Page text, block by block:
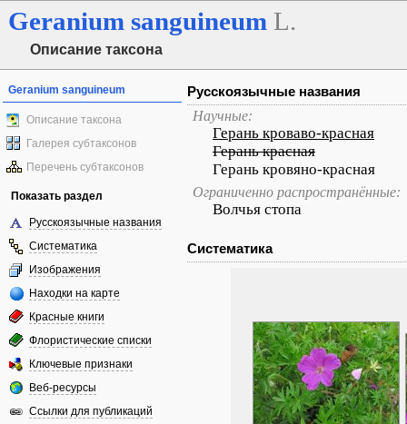
Geranium sanguineum L.
Описание таксона
Geranium sanguineum
Описание таксона
Галерея субтаксонов
Перечень субтаксонов
Показать раздел
Русскоязычные названия
Систематика
Изображения
Находки на карте
Красные книги
Флористические списки
Ключевые признаки
Веб-ресурсы
Ссылки для публикаций
Русскоязычные названия
Научные:
Герань кроваво-красная
Герань красная
Герань кровяно-красная
Ограниченно распространённые:
Волчья стопа
Систематика